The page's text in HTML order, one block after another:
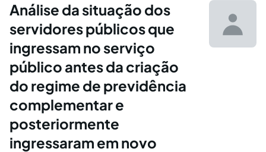
Análise da situação dos
servidores públicos que
ingressam no serviço
público antes da criação
do regime de previdência
complementar e
posteriormente
ingressaram em novo